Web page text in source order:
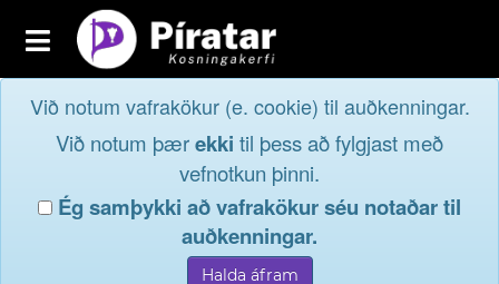
Toggle
navigation
Aðildarfélög
Innskrá
Við notum vafrakökur (e. cookie) til auðkenningar.
Við notum þærekki til þess að fylgjast með
vefnotkun þinni.
Ég samþykki að vafrakökur séu notaðar til
auðkenningar.
Innskráog taktu þátt í
lýðræðinu...
Ef þú hefur gleymt notendanafni þínu, þá má einnig
nota netfang eða kennitölu til innskráningar.